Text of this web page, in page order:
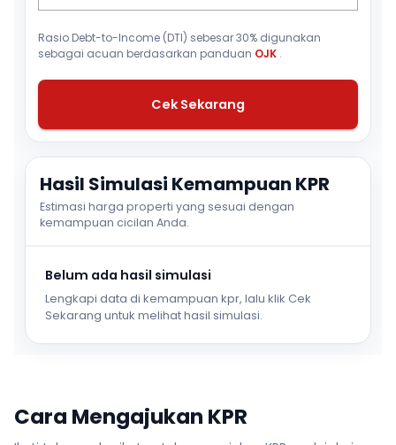
Rasio Debt-to-Income (DTI) sebesar 30% digunakan
sebagai acuan berdasarkan panduan OJK .
Cek Sekarang
Hasil Simulasi Kemampuan KPR
Estimasi harga properti yang sesuai dengan
kemampuan cicilan Anda.
Belum ada hasil simulasi
Lengkapi data di kemampuan kpr, lalu klik Cek
Sekarang untuk melihat hasil simulasi.
Cara Mengajukan KPR